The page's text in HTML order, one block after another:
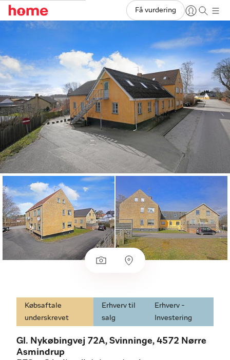
Få vurdering
Købsaftale
underskrevet
Erhverv til
salg
Erhverv -
Investering
Gl. Nykøbingvej 72A, Svinninge, 4572 Nørre
Asmindrup